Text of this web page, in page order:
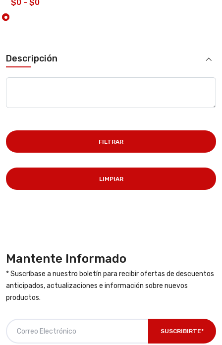
Descripción
FILTRAR
LIMPIAR
Mantente Informado
* Suscríbase a nuestro boletín para recibir ofertas de descuentos
anticipados, actualizaciones e información sobre nuevos
productos.
SUSCRIBIRTE*